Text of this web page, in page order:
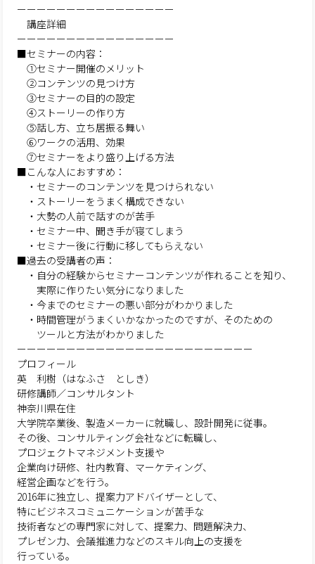
ーーーーーーーーーーーーーーーー
講座詳細
ーーーーーーーーーーーーーーーー
■セミナーの内容：
①セミナー開催のメリット
②コンテンツの見つけ方
③セミナーの目的の設定
④ストーリーの作り方
⑤話し方、立ち居振る舞い
⑥ワークの活用、効果
⑦セミナーをより盛り上げる方法
■こんな人におすすめ：
・セミナーのコンテンツを見つけられない
・ストーリーをうまく構成できない
・大勢の人前で話すのが苦手
・セミナー中、聞き手が寝てしまう
・セミナー後に行動に移してもらえない
■過去の受講者の声：
・自分の経験からセミナーコンテンツが作れることを知り、
実際に作りたい気分になりました
・今までのセミナーの悪い部分がわかりました
・時間管理がうまくいかなかったのですが、そのための
ツールと方法がわかりました
ーーーーーーーーーーーーーーーーーーーーーーーー
プロフィール
英 利樹（はなふさ としき）
研修講師／コンサルタント
神奈川県在住
大学院卒業後、製造メーカーに就職し、設計開発に従事。
その後、コンサルティング会社などに転職し、
プロジェクトマネジメント支援や
企業向け研修、社内教育、マーケティング、
経営企画などを行う。
2016年に独立し、提案力アドバイザーとして、
特にビジネスコミュニケーションが苦手な
技術者などの専門家に対して、提案力、問題解決力、
プレゼン力、会議推進力などのスキル向上の支援を
行っている。